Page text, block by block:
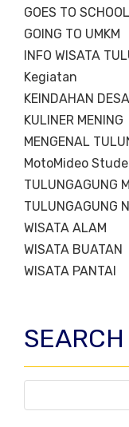
GOES TO SCHOOL
GOING TO UMKM
INFO WISATA
Kegiatan
KEINDAHAN DESA
KULINER MENING
MENGENAL
MotoMideo
TULUNGAGUNG
TULUNGAGUNG
WISATA ALAM
WISATA BUATAN
WISATA PANTAI
SEARCH